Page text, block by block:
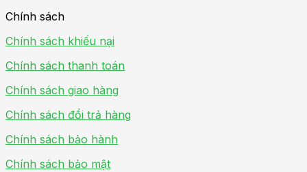
Chính sách
Chính sách khiếu nại
Chính sách thanh toán
Chính sách giao hàng
Chính sách đổi trả hàng
Chính sách bảo hành
Chính sách bảo mật